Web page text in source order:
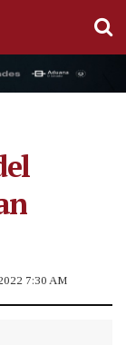
7:30 AM